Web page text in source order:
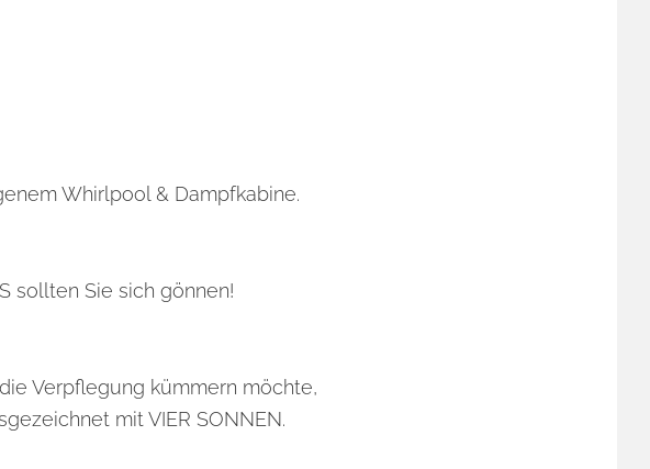
Whirlpool & Dampfkabine.
sollten Sie sich gönnen!
Verpflegung kümmern möchte,
mit VIER SONNEN.